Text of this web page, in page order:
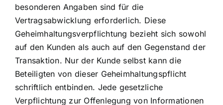
besonderen Angaben sind für die
Vertragsabwicklung erforderlich. Diese
Geheimhaltungsverpflichtung bezieht sich sowohl
auf den Kunden als auch auf den Gegenstand der
Transaktion. Nur der Kunde selbst kann die
Beteiligten von dieser Geheimhaltungspflicht
schriftlich entbinden. Jede gesetzliche
Verpflichtung zur Offenlegung von Informationen